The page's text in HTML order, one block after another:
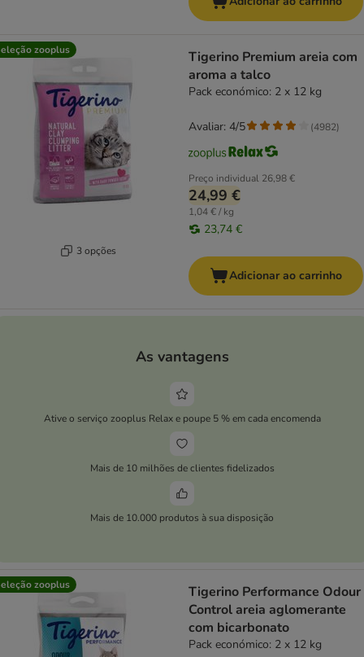
zooplus
3 opções
Tigerino Premium areia com
aroma a talco
Pack económico: 2 x 12 kg
Preço individual 26,98 €
24,99 €
1,04 € / kg
23,74 €
Avaliar: 4/5 (4982)
Adicionar ao carrinho
As vantagens
Ative o serviço zooplus Relax e poupe 5 % em cada encomenda
Mais de 10 milhões de clientes fidelizados
Mais de 10.000 produtos à sua disposição
zooplus
Tigerino Performance Odour
Control areia aglomerante
com bicarbonato
Pack económico: 2 x 12 kg